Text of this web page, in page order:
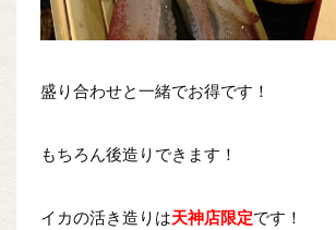
盛り合わせと一緒でお得です！
もちろん後造りできます！
イカの活き造りは天神店限定です！